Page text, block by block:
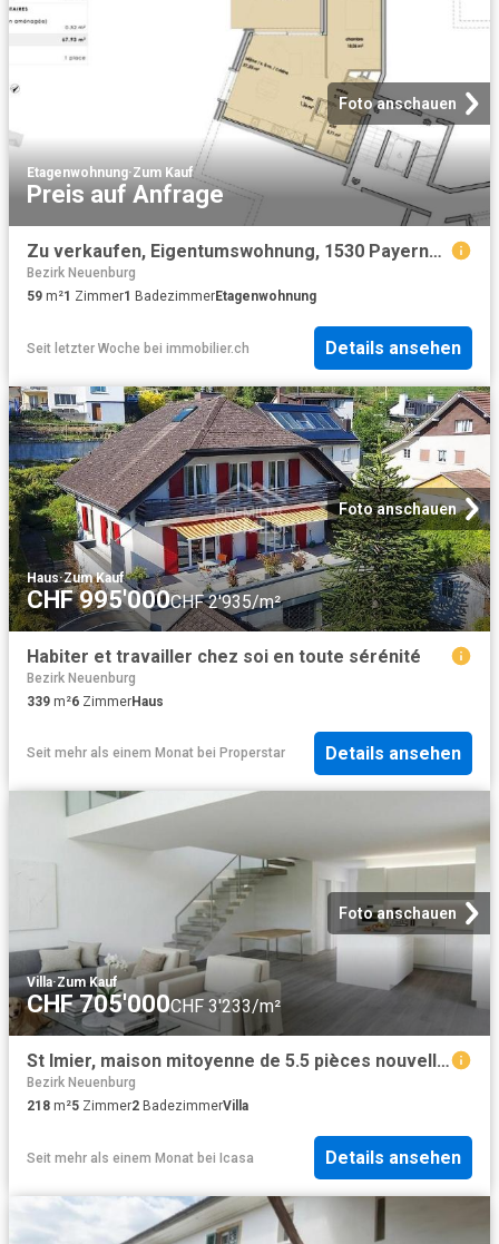
Foto anschauen
Etagenwohnung·Zum Kauf
Preis auf Anfrage
Zu verkaufen, Eigentumswohnung, 1530 Payerne, Réf Payerne. G.G02
Bezirk Neuenburg
59 m²1 Zimmer1 BadezimmerEtagenwohnung
Seit letzter Woche bei immobilier.ch Details ansehen
Foto anschauen
Haus·Zum Kauf
CHF 995'000CHF 2'935/m²
Habiter et travailler chez soi en toute sérénité
Bezirk Neuenburg
339 m²6 ZimmerHaus
Seit mehr als einem Monat bei Properstar Details ansehen
Foto anschauen
Villa·Zum Kauf
CHF 705'000CHF 3'233/m²
St Imier, maison mitoyenne de 5.5 pièces nouvelle construction
Bezirk Neuenburg
218 m²5 Zimmer2 BadezimmerVilla
Seit mehr als einem Monat bei Icasa Details ansehen